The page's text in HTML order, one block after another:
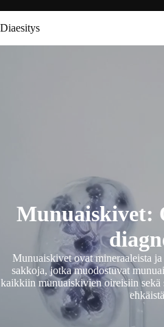
Diaesitys
Munuaiskivet:
Munuaiskivet ovat mineraaleista
sakkoja, jotka muodostuvat
kaikkiin munuaiskivien oireisiin sekä